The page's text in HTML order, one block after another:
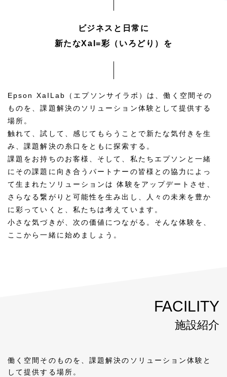
ビジネスと日常に
新たなXaI=彩（いろどり）を
Epson XaILab（エプソンサイラボ）は、働く空間その
ものを、課題解決のソリューション体験として提供する
場所。
触れて、試して、感じてもらうことで新たな気付きを生
み、課題解決の糸口をともに探索する。
課題をお持ちのお客様、そして、私たちエプソンと一緒
にその課題に向き合うパートナーの皆様との協力によっ
て生まれたソリューションは 体験をアップデートさせ、
さらなる繋がりと可能性を生み出し、人々の未来を豊か
に彩っていくと、私たちは考えています。
小さな気づきが、次の価値につながる。そんな体験を、
ここから一緒に始めましょう。
FACILITY
施設紹介
働く空間そのものを、課題解決のソリューション体験と
して提供する場所。